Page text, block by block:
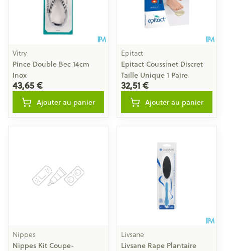
Vitry
Pince Double Bec 14cm
Inox
43,65 €
Ajouter au panier
Epitact
Epitact Coussinet Discret
Taille Unique 1 Paire
32,51 €
Ajouter au panier
Nippes
Nippes Kit Coupe-
Livsane
Livsane Rape Plantaire